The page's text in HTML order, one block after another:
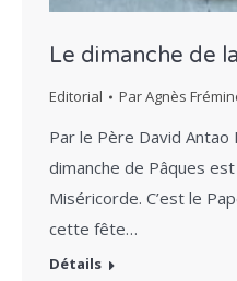
Le dimanche de
Editorial ParAgnès
Par le Père David
dimanche de Pâques
Miséricorde. C’est le
cette fête…
Détails